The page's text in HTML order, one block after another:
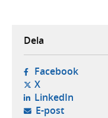
Dela
Facebook-
X- öppnas i ny
LinkedIn-
E-post- öppnar